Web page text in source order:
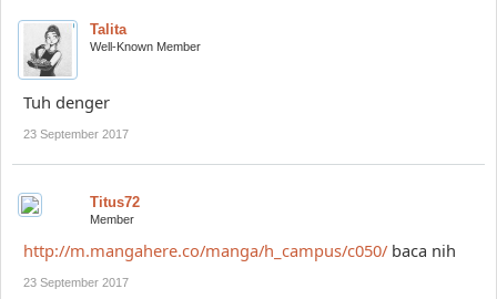
Talita
Well-Known Member
Tuh denger
23 September 2017
Titus72
Member
http://m.mangahere.co/manga/h_campus/c050/baca nih
23 September 2017